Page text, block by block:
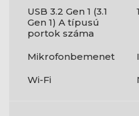
USB 3.2 Gen 1 (3.1
Gen 1) A típusú
portok száma
1
Mikrofonbemenet
Wi-Fi